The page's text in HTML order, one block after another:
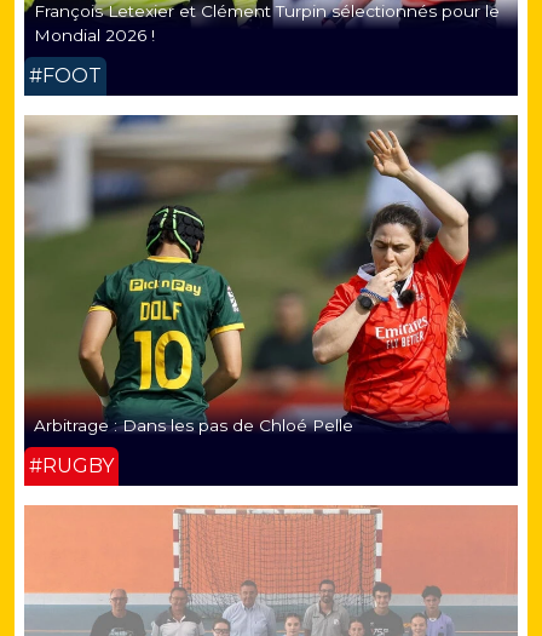
François Letexier et Clément Turpin sélectionnés pour le
Mondial 2026 !
#FOOT
Arbitrage : Dans les pas de Chloé Pelle
#RUGBY